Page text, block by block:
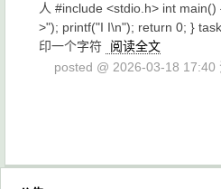
人 #include <stdio.h> int
>"); printf("I I\n"); return 0; }
印一个字符
阅读全文
posted @ 2026-03-18 17:40